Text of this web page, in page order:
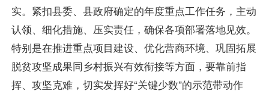
实。紧扣县委、县政府确定的年度重点工作任务，主动
认领、细化措施、压实责任，确保各项部署落地见效。
特别是在推进重点项目建设、优化营商环境、巩固拓展
脱贫攻坚成果同乡村振兴有效衔接等方面，要靠前指
挥、攻坚克难，切实发挥好“关键少数”的示范带动作